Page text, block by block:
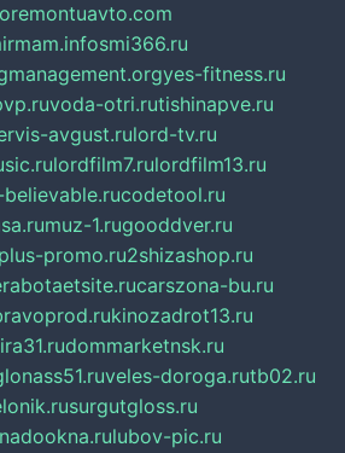
smi366.ru
yes-fitness.ru
voda-otri.rutishinapve.ru
avgust.rulord-tv.ru
lordfilm7.rulordfilm13.ru
believable.rucodetool.ru
muz-1.rugooddver.ru
promo.ru2shizashop.ru
carszona-bu.ru
kinozadrot13.ru
dommarketnsk.ru
veles-doroga.rutb02.ru
surgutgloss.ru
nadookna.rulubov-pic.ru